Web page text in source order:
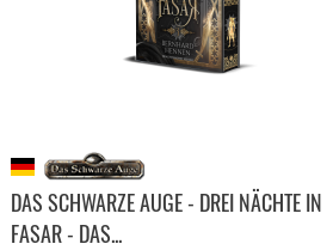
DAS SCHWARZE AUGE - DREI NÄCHTE IN
FASAR - DAS...